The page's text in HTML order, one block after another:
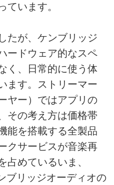
ています。
たが、ケンブリッジ
ードウェア的なスペ
く、日常的に使う体
ます。ストリーマー
ヤー）ではアプリの
その考え方は価格帯
能を搭載する全製品
クサービスが音楽再
占めているいま、
ブリッジオーディオの